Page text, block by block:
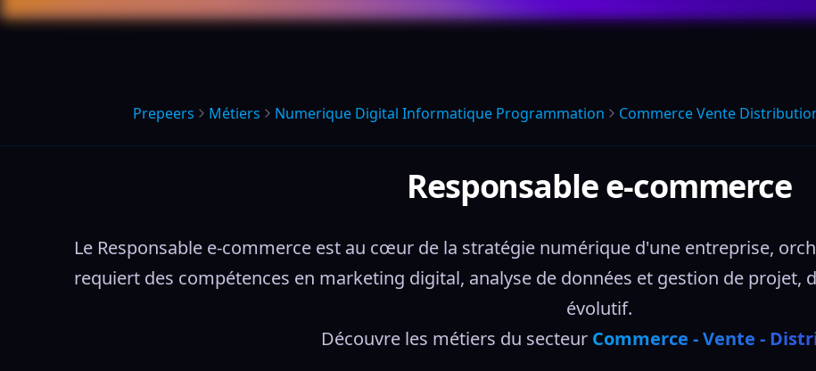
Prepeers Métiers Numerique Digital Informatique Programmation Commerce Vente
Responsable e-commerce
Le Responsable e-commerce est au cœur de la stratégie numérique d'une entreprise,
requiert des compétences en marketing digital, analyse de données et gestion de projet,
évolutif.
Découvre les métiers du secteur Commerce - Vente -